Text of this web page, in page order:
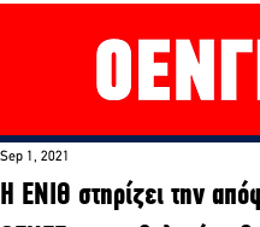
Η ΕΝΙΘ στηρίζει την
Sep 1, 2021